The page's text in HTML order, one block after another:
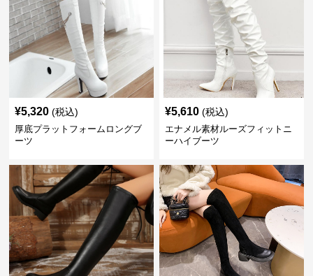
¥5,320 (税込)
厚底プラットフォームロングブ
ーツ
¥5,610 (税込)
エナメル素材ルーズフィットニ
ーハイブーツ